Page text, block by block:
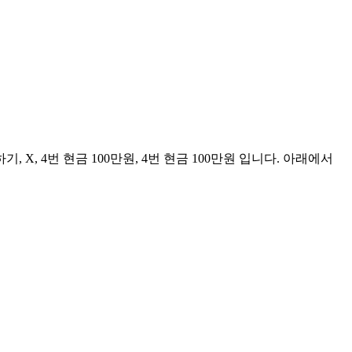
, X, 4번 현금 100만원, 4번 현금 100만원 입니다. 아래에서